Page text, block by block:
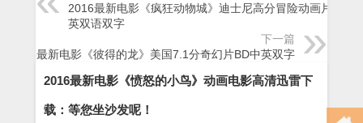
2016最新电影《疯狂动物城》迪士尼高分冒险动画片BD国
英双语双字
下一篇
2016最新电影《彼得的龙》美国7.1分奇幻片BD中英双字
2016最新电影《愤怒的小鸟》动画电影高清迅雷下
载：等您坐沙发呢！